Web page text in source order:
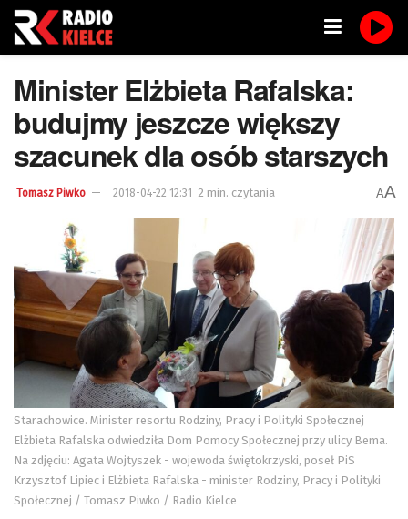
Minister Elżbieta Rafalska:
budujmy jeszcze większy
szacunek dla osób starszych
Tomasz Piwko 2018-04-22 12:31 2 min. czytania AA
Starachowice. Minister resortu Rodziny, Pracy i Polityki Społecznej
Elżbieta Rafalska odwiedziła Dom Pomocy Społecznej przy ulicy Bema.
Na zdjęciu: Agata Wojtyszek - wojewoda świętokrzyski, poseł PiS
Krzysztof Lipiec i Elżbieta Rafalska - minister Rodziny, Pracy i Polityki
Społecznej / Tomasz Piwko / Radio Kielce